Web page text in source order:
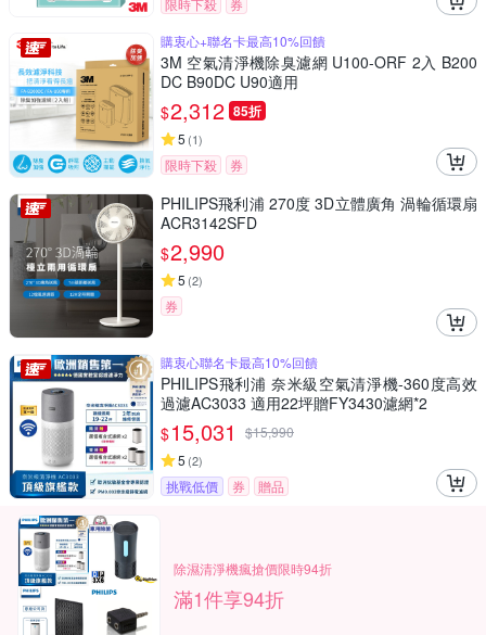
限時下殺
券
購衷心+聯名卡最高10%回饋
3M 空氣清淨機除臭濾網 U100-ORF 2入 B200
DC B90DC U90適用
$2,312 85折
5 (1)
限時下殺 券
PHILIPS飛利浦 270度 3D立體廣角 渦輪循環扇
ACR3142SFD
$2,990
5 (2)
券
購衷心聯名卡最高10%回饋
PHILIPS飛利浦 奈米級空氣清淨機-360度高效
過濾AC3033 適用22坪贈FY3430濾網*2
$15,031 $15,990
5 (2)
挑戰低價 券 贈品
除濕清淨機瘋搶價限時94折
滿1件享94折